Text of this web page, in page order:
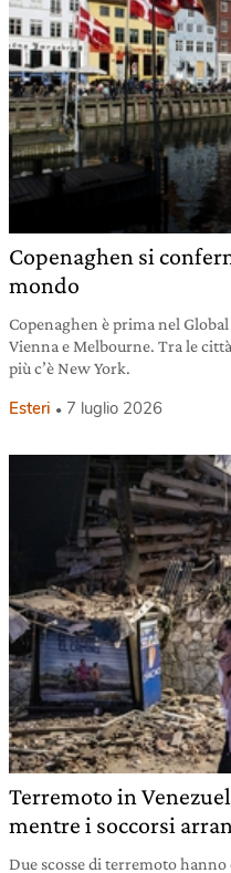
Copenaghen si
mondo
Copenaghen è prima nel
Vienna e Melbourne. Tra le
più c’è New York.
Esteri 7 luglio 2026
Terremoto in
mentre i soccorsi
Due scosse di terremoto